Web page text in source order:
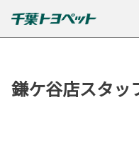
鎌ケ谷店スタッ